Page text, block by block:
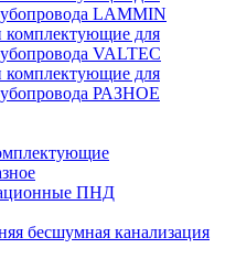
LAMMIN
для
VALTEC
для
РАЗНОЕ
ПНД
бесшумная канализация